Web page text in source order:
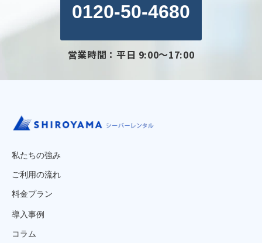
0120-50-4680
営業時間：平日 9:00～17:00
私たちの強み
ご利用の流れ
料金プラン
導入事例
コラム